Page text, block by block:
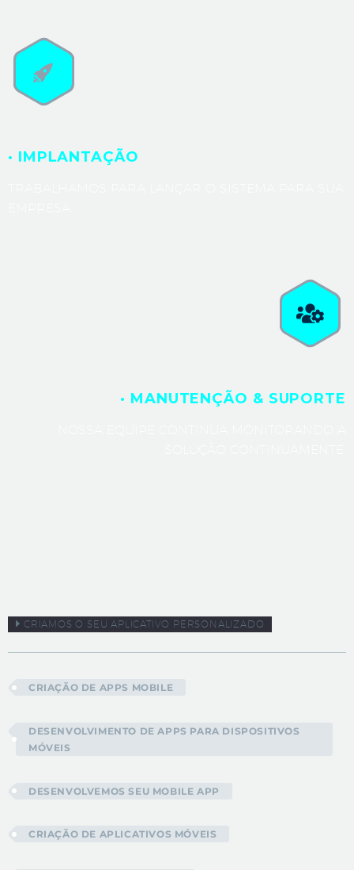
· IMPLANTAÇÃO
· MANUTENÇÃO & SUPORTE
CRIAMOS O SEU APLICATIVO PERSONALIZADO
CRIAÇÃO DE APPS MOBILE
DESENVOLVIMENTO DE APPS PARA DISPOSITIVOS
MÓVEIS
DESENVOLVEMOS SEU MOBILE APP
CRIAÇÃO DE APLICATIVOS MÓVEIS